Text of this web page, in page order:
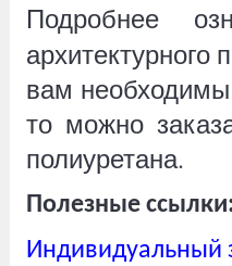
Подробнее
вам необходимы
то можно
полиуретана.
Полезные
Индивидуальный